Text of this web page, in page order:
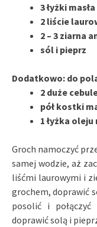
3 łyżki masła
2 liście
2 – 3 ziarna
sól i pieprz
Dodatkowo: do
2 duże
pół kostki
1 łyżka
Groch namoczyć
samej wodzie, aż
liśćmi laurowymi i
grochem, doprawić
posolić i
doprawić solą i